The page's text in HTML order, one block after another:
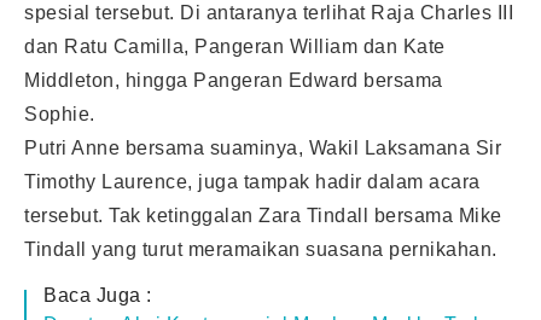
spesial tersebut. Di antaranya terlihat Raja Charles III
dan Ratu Camilla, Pangeran William dan Kate
Middleton, hingga Pangeran Edward bersama
Sophie.
Putri Anne bersama suaminya, Wakil Laksamana Sir
Timothy Laurence, juga tampak hadir dalam acara
tersebut. Tak ketinggalan Zara Tindall bersama Mike
Tindall yang turut meramaikan suasana pernikahan.
Baca Juga :